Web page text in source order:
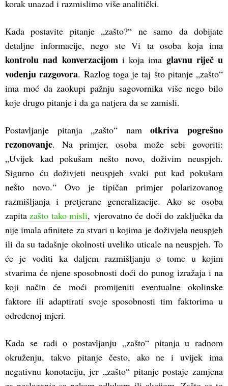
korak unazad i razmislimo više analitički.
Kada postavite pitanje „zašto?“ ne samo da dobijate
detaljne informacije, nego ste Vi ta osoba koja ima
kontrolu nad konverzacijom i koja ima glavnu riječ u
vođenju razgovora. Razlog toga je taj što pitanje „zašto“
ima moć da zaokupi pažnju sagovornika više nego bilo
koje drugo pitanje i da ga natjera da se zamisli.
Postavljanje pitanja „zašto“ namotkriva
pogrešno
rezonovanje. Na primjer, osoba može sebi govoriti:
„Uvijek kad pokušam nešto novo, doživim neuspjeh.
Sigurno ću doživjeti neuspjeh svaki put kad pokušam
nešto novo.“ Ovo je tipičan primjer polarizovanog
razmišljanja i pretjerane generalizacije. Ako se osoba
zapita zašto tako misli, vjerovatno će doći do zaključka da
nije imala afinitete za stvari u kojima je doživjela neuspjeh
ili da su tadašnje okolnosti uveliko uticale na neuspjeh. To
će je voditi ka daljem razmišljanju o tome u kojim
stvarima će njene sposobnosti doći do punog izražaja i na
koji način će moći promijeniti eventualne okolinske
faktore ili adaptirati svoje sposobnosti tim faktorima u
određenoj mjeri.
Kada se radi o postavljanju „zašto“ pitanja u radnom
okruženju, takvo pitanje često, ako ne i uvijek ima
negativnu konotaciju, jer „zašto“ pitanje postaje zamjena